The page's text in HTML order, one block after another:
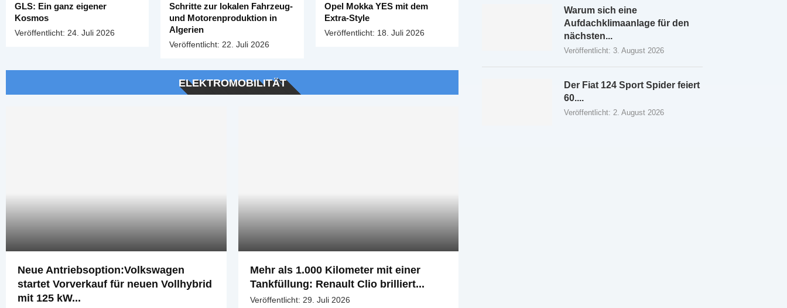
GLS: Ein ganz eigener
Kosmos
Veröffentlicht: 24. Juli 2026
Schritte zur lokalen Fahrzeug-
und Motorenproduktion in
Algerien
Veröffentlicht: 22. Juli 2026
Opel Mokka YES mit dem
Extra-Style
Veröffentlicht: 18. Juli 2026
ELEKTROMOBILITÄT
Neue Antriebsoption:Volkswagen
startet Vorverkauf für neuen Vollhybrid
mit 125 kW...
Mehr als 1.000 Kilometer mit einer
Tankfüllung: Renault Clio brilliert...
Veröffentlicht: 29. Juli 2026
Warum sich eine
Aufdachklimaanlage für den
nächsten...
Veröffentlicht: 3. August 2026
Der Fiat 124 Sport Spider feiert
60....
Veröffentlicht: 2. August 2026